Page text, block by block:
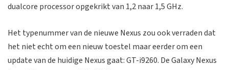
dualcore processor opgekrikt van 1,2 naar 1,5 GHz.
Het typenummer van de nieuwe Nexus zou ook verraden dat
het niet echt om een nieuw toestel maar eerder om een
update van de huidige Nexus gaat: GT-i9260. De Galaxy Nexus